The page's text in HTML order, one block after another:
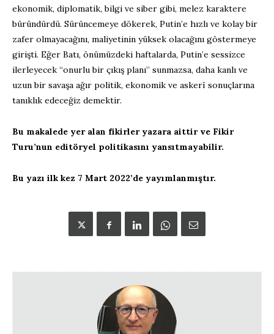
ekonomik, diplomatik, bilgi ve siber gibi, melez karaktere
büründürdü. Sürüncemeye dökerek, Putin’e hızlı ve kolay bir
zafer olmayacağını, maliyetinin yüksek olacağını göstermeye
girişti. Eğer Batı, önümüzdeki haftalarda, Putin’e sessizce
ilerleyecek “onurlu bir çıkış planı” sunmazsa, daha kanlı ve
uzun bir savaşa ağır politik, ekonomik ve askerï sonuçlarına
tanıklık edeceğiz demektir.
Bu makalede yer alan fikirler yazara aittir ve Fikir
Turu’nun editöryel politikasını yansıtmayabilir.
Bu yazı ilk kez 7 Mart 2022’de yayımlanmıştır.